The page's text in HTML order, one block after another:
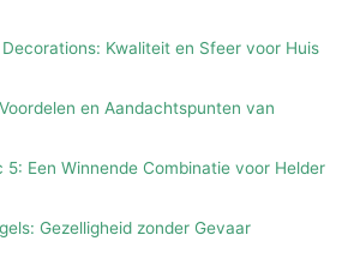
Kwaliteit en Sfeer voor Huis
en Aandachtspunten van
Een Winnende Combinatie voor Helder
Gezelligheid zonder Gevaar